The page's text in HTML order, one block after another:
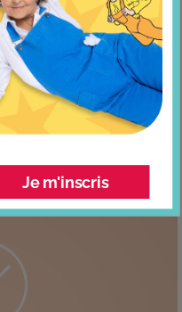
Je m'inscris